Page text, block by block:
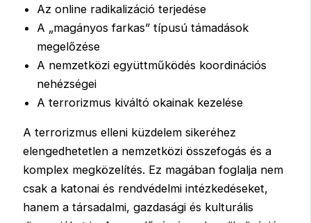
Az online radikalizáció terjedése
A „magányos farkas” típusú támadások
megelőzése
A nemzetközi együttműködés koordinációs
nehézségei
A terrorizmus kiváltó okainak kezelése
A terrorizmus elleni küzdelem sikeréhez
elengedhetetlen a nemzetközi összefogás és a
komplex megközelítés. Ez magában foglalja nem
csak a katonai és rendvédelmi intézkedéseket,
hanem a társadalmi, gazdasági és kulturális